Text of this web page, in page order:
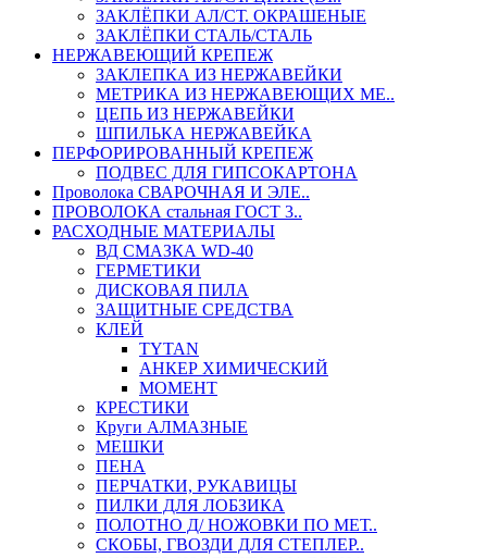
ЗАКЛЁПКИ АЛ/СТ. ОКРАШЕНЫЕ
ЗАКЛЁПКИ СТАЛЬ/СТАЛЬ
НЕРЖАВЕЮЩИЙ КРЕПЕЖ
ЗАКЛЕПКА ИЗ НЕРЖАВЕЙКИ
МЕТРИКА ИЗ НЕРЖАВЕЮЩИХ МЕ..
ЦЕПЬ ИЗ НЕРЖАВЕЙКИ
ШПИЛЬКА НЕРЖАВЕЙКА
ПЕРФОРИРОВАННЫЙ КРЕПЕЖ
ПОДВЕС ДЛЯ ГИПСОКАРТОНА
Проволока СВАРОЧНАЯ И ЭЛЕ..
ПРОВОЛОКА стальная ГОСТ 3..
РАСХОДНЫЕ МАТЕРИАЛЫ
ВД СМАЗКА WD-40
ГЕРМЕТИКИ
ДИСКОВАЯ ПИЛА
ЗАЩИТНЫЕ СРЕДСТВА
КЛЕЙ
TYTAN
АНКЕР ХИМИЧЕСКИЙ
МОМЕНТ
КРЕСТИКИ
Круги АЛМАЗНЫЕ
МЕШКИ
ПЕНА
ПЕРЧАТКИ, РУКАВИЦЫ
ПИЛКИ ДЛЯ ЛОБЗИКА
ПОЛОТНО Д/ НОЖОВКИ ПО МЕТ..
СКОБЫ, ГВОЗДИ ДЛЯ СТЕПЛЕР..